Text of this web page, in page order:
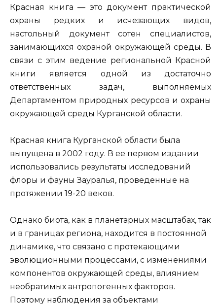
Красная книга — это документ практической
охраны редких и исчезающих видов,
настольный документ сотен специалистов,
занимающихся охраной окружающей среды. В
связи с этим ведение региональной Красной
книги является одной из достаточно
ответственных задач, выполняемых
Департаментом природных ресурсов и охраны
окружающей среды Курганской области.
Красная книга Курганской области была
выпущена в 2002 году. В ее первом издании
использовались результаты исследований
флоры и фауны Зауралья, проведенные на
протяжении 19-20 веков.
Однако биота, как в планетарных масштабах, так
и в границах региона, находится в постоянной
динамике, что связано с протекающими
эволюционными процессами, с изменениями
компонентов окружающей среды, влиянием
необратимых антропогенных факторов.
Поэтому наблюдения за объектами